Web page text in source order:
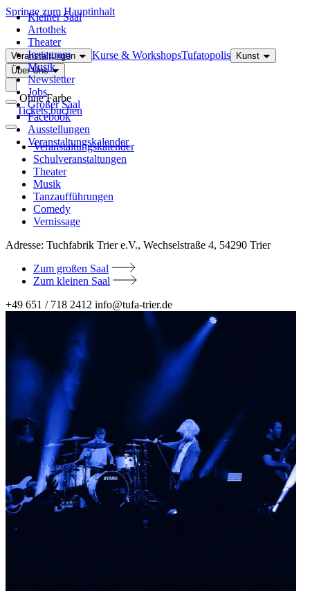
Springe zum Hauptinhalt
Veranstaltungen Kurse & WorkshopsTufatopolis
Kunst
Über Uns
Ohne Farbe
Tickets buchen
Veranstaltungskalender
Schulveranstaltungen
Theater
Musik
Tanzaufführungen
Comedy
Vernissage
Adresse: Tuchfabrik Trier e.V., Wechselstraße 4, 54290 Trier
Zum großen Saal
Zum kleinen Saal
+49 651 / 718 2412 info@tufa-trier.de
Kleiner Saal
Artothek
Theater
Instagram
Musik
Newsletter
Jobs
Großer Saal
Facebook
Ausstellungen
Veranstaltungskalender